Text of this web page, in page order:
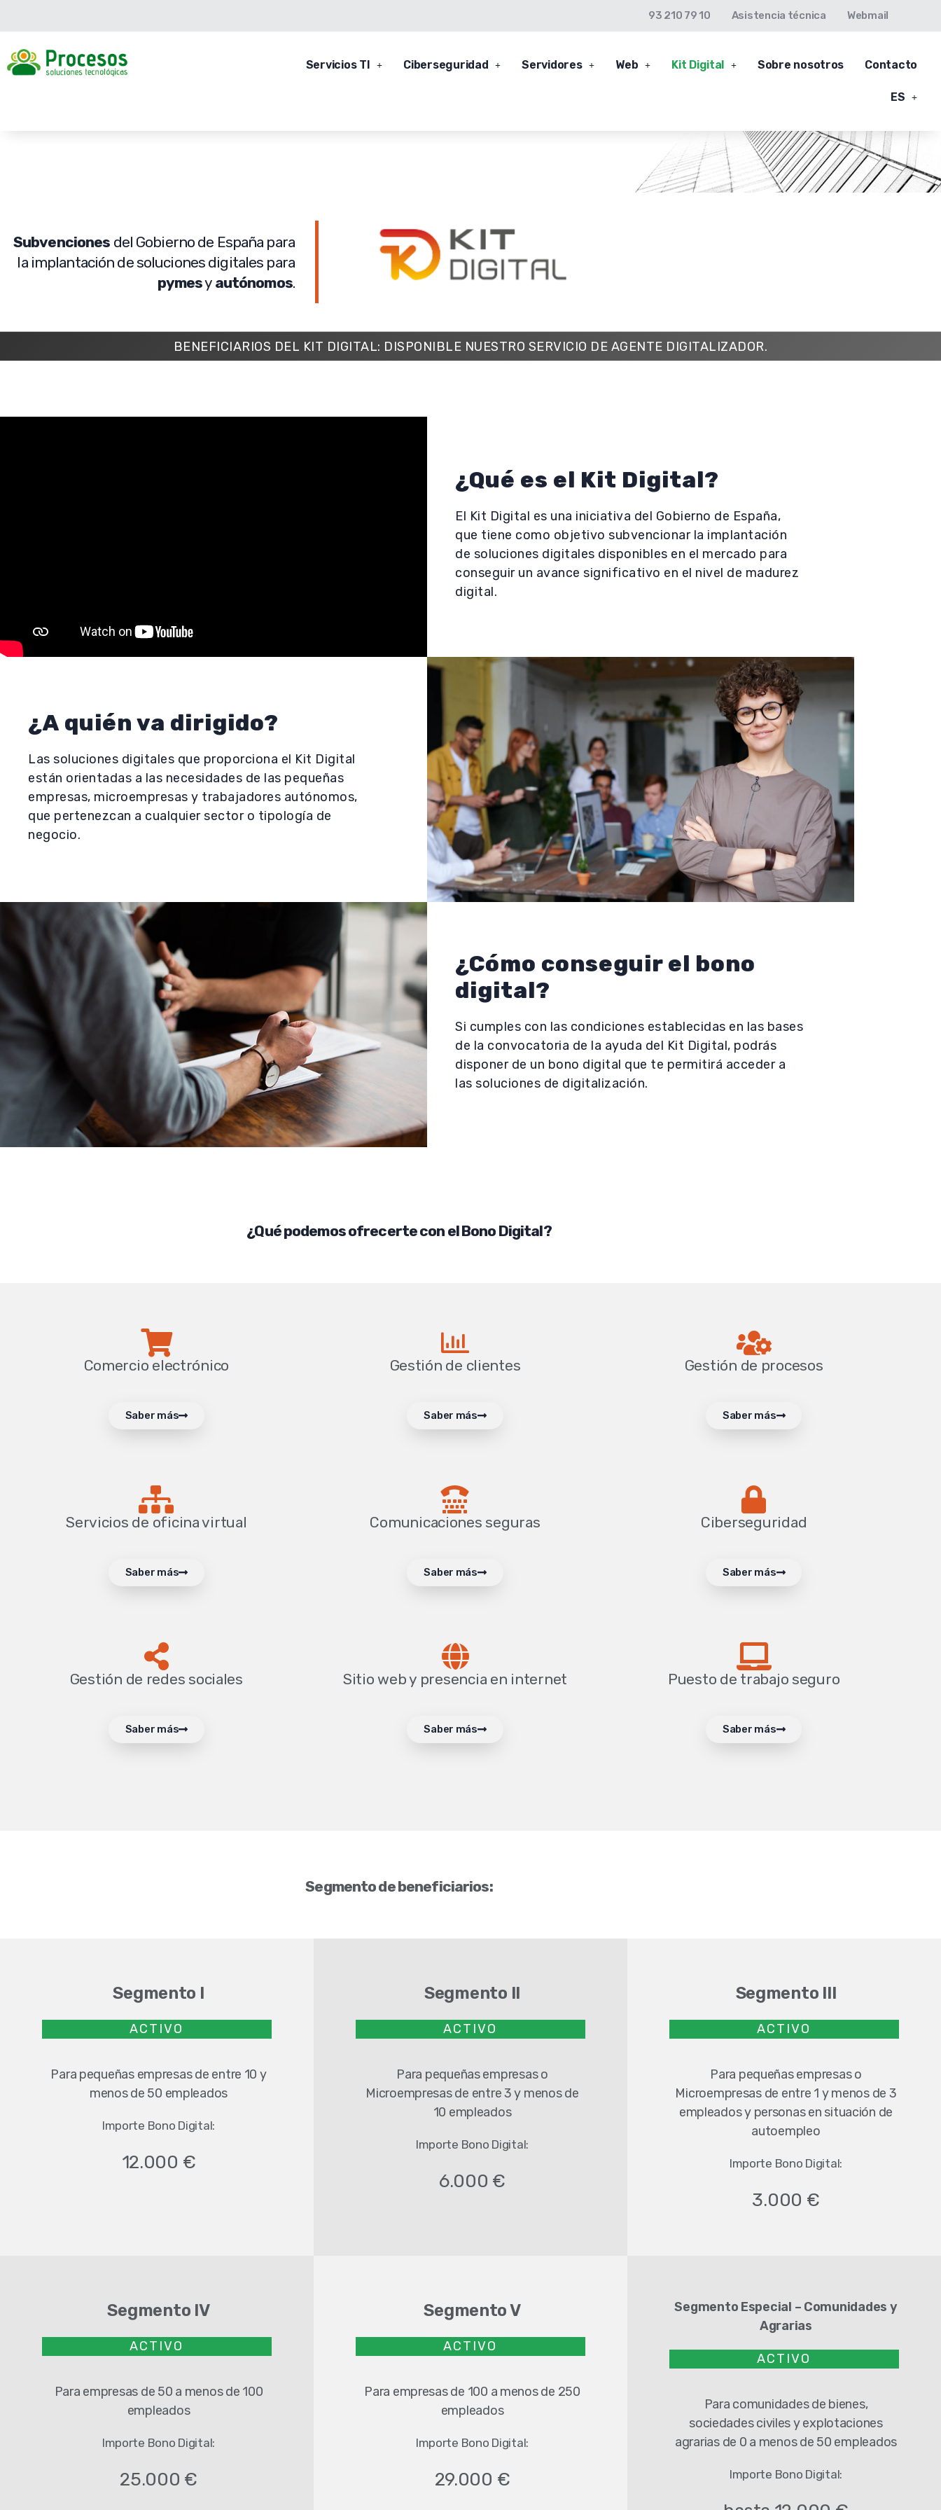
93 210 79 10 Asistencia técnica Webmail
Servicios TI Ciberseguridad Servidores Web Kit Digital Sobre nosotros Contacto
ES
Subvenciones del Gobierno de España para
la implantación de soluciones digitales para
pymesy autónomos.
BENEFICIARIOS DEL KIT DIGITAL: DISPONIBLE NUESTRO SERVICIO DE AGENTE DIGITALIZADOR.
¿Qué es el Kit Digital?
El Kit Digital es una iniciativa del Gobierno de España,
que tiene como objetivo subvencionar la implantación
de soluciones digitales disponibles en el mercado para
conseguir un avance significativo en el nivel de madurez
digital.
¿A quién va dirigido?
Las soluciones digitales que proporciona el Kit Digital
están orientadas a las necesidades de las pequeñas
empresas, microempresas y trabajadores autónomos,
que pertenezcan a cualquier sector o tipología de
negocio.
¿Cómo conseguir el bono
digital?
Si cumples con las condiciones establecidas en las bases
de la convocatoria de la ayuda del Kit Digital, podrás
disponer de un bono digital que te permitirá acceder a
las soluciones de digitalización.
¿Qué podemos ofrecerte con el Bono Digital?
Comercio electrónico
Saber más
Gestión de clientes
Saber más
Gestión de procesos
Saber más
Servicios de oficina virtual
Saber más
Comunicaciones seguras
Saber más
Ciberseguridad
Saber más
Gestión de redes sociales
Saber más
Sitio web y presencia en internet
Saber más
Puesto de trabajo seguro
Saber más
Segmento de beneficiarios:
Segmento I
ACTIVO
Para pequeñas empresas de entre 10 y
menos de 50 empleados
Importe Bono Digital:
12.000 €
Segmento II
ACTIVO
Para pequeñas empresas o
Microempresas de entre 3 y menos de
10 empleados
Importe Bono Digital:
6.000 €
Segmento III
ACTIVO
Para pequeñas empresas o
Microempresas de entre 1 y menos de 3
empleados y personas en situación de
autoempleo
Importe Bono Digital:
3.000 €
Segmento IV
ACTIVO
Para empresas de 50 a menos de 100
empleados
Importe Bono Digital:
25.000 €
Segmento V
ACTIVO
Para empresas de 100 a menos de 250
empleados
Importe Bono Digital:
29.000 €
Segmento Especial – Comunidades y
Agrarias
ACTIVO
Para comunidades de bienes,
sociedades civiles y explotaciones
agrarias de 0 a menos de 50 empleados
Importe Bono Digital: